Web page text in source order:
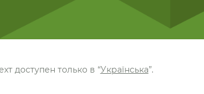
доступен только в “Українська”.